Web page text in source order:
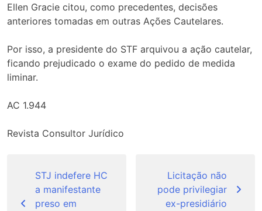
Ellen Gracie citou, como precedentes, decisões
anteriores tomadas em outras Ações Cautelares.
Por isso, a presidente do STF arquivou a ação cautelar,
ficando prejudicado o exame do pedido de medida
liminar.
AC 1.944
Revista Consultor Jurídico
Post
STJ indefere HC
a manifestante
preso em
Licitação não
pode privilegiar
ex-presidiário